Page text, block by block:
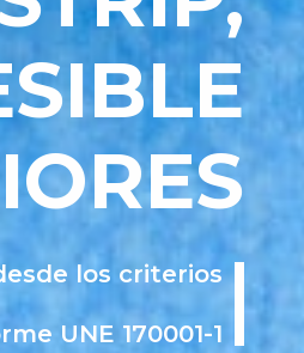
los criterios
UNE 170001-1